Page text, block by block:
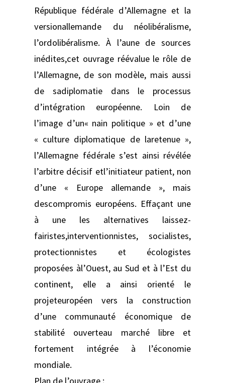
République fédérale d’Allemagne et la
versionallemande du néolibéralisme,
l’ordolibéralisme. À l’aune de sources
inédites,cet ouvrage réévalue le rôle de
l’Allemagne, de son modèle, mais aussi
de sadiplomatie dans le processus
d’intégration européenne. Loin de
l’image d’un« nain politique » et d’une
« culture diplomatique de laretenue »,
l’Allemagne fédérale s’est ainsi révélée
l’arbitre décisif etl’initiateur patient, non
d’une « Europe allemande », mais
descompromis européens. Effaçant une
à une les alternatives laissez-
fairistes,interventionnistes, socialistes,
protectionnistes et écologistes
proposées àl’Ouest, au Sud et à l’Est du
continent, elle a ainsi orienté le
projeteuropéen vers la construction
d’une communauté économique de
stabilité ouverteau marché libre et
fortement intégrée à l’économie
mondiale.
Plan de l’ouvrage :